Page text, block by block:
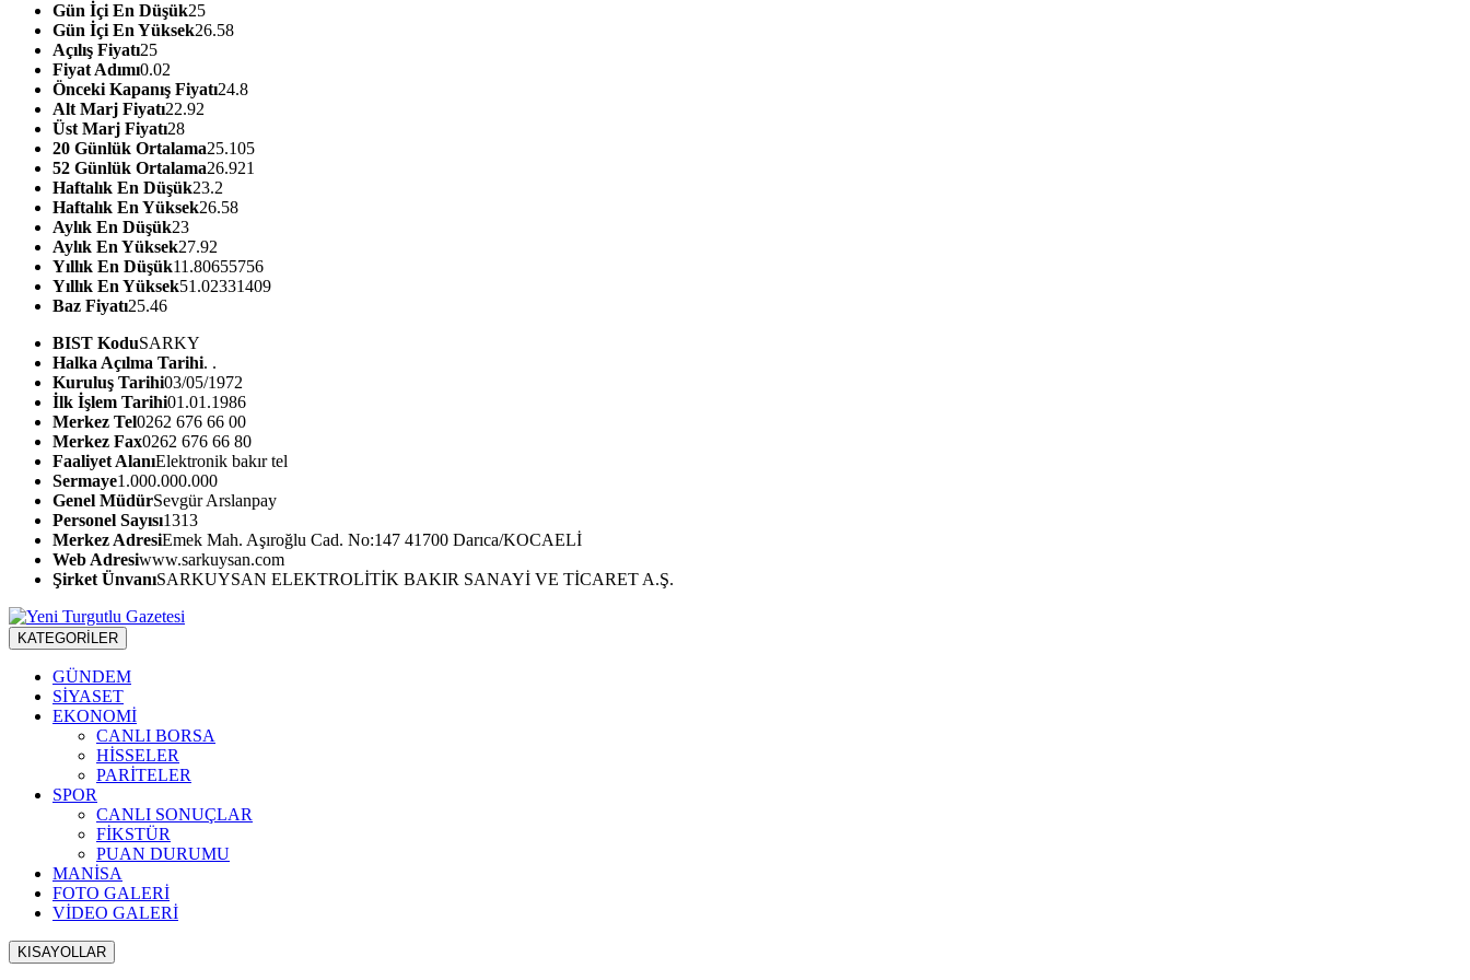
Gün İçi En Düşük25
Gün İçi En Yüksek26.58
Açılış Fiyatı25
Fiyat Adımı0.02
Önceki Kapanış Fiyatı24.8
Alt Marj Fiyatı22.92
Üst Marj Fiyatı28
20 Günlük Ortalama25.105
52 Günlük Ortalama26.921
Haftalık En Düşük23.2
Haftalık En Yüksek26.58
Aylık En Düşük23
Aylık En Yüksek27.92
Yıllık En Düşük11.80655756
Yıllık En Yüksek51.02331409
Baz Fiyatı25.46
BIST KoduSARKY
Halka Açılma Tarihi. .
Kuruluş Tarihi03/05/1972
İlk İşlem Tarihi01.01.1986
Merkez Tel0262 676 66 00
Merkez Fax0262 676 66 80
Faaliyet AlanıElektronik bakır tel
Sermaye1.000.000.000
Genel MüdürSevgür Arslanpay
Personel Sayısı1313
Merkez AdresiEmek Mah. Aşıroğlu Cad. No:147 41700 Darıca/KOCAELİ
Web Adresiwww.sarkuysan.com
Şirket ÜnvanıSARKUYSAN ELEKTROLİTİK BAKIR SANAYİ VE TİCARET A.Ş.
KATEGORİLER
GÜNDEM
SİYASET
EKONOMİ
CANLI BORSA
HİSSELER
PARİTELER
SPOR
CANLI SONUÇLAR
FİKSTÜR
PUAN DURUMU
MANİSA
FOTO GALERİ
VİDEO GALERİ
KISAYOLLAR